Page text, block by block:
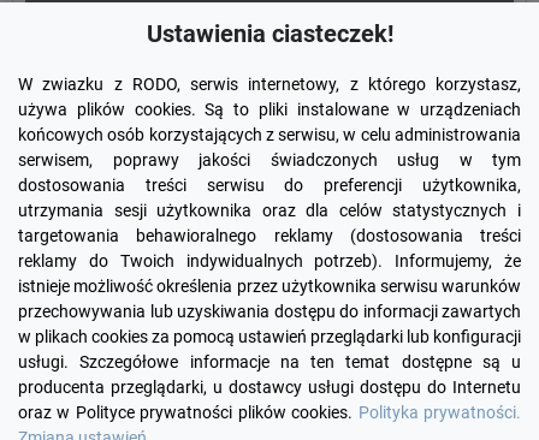
FacebookYouTubePinterest
Ustawienia ciasteczek!
W zwiazku z RODO, serwis internetowy, z którego korzystasz,
używa plików cookies. Są to pliki instalowane w urządzeniach
końcowych osób korzystających z serwisu, w celu administrowania
serwisem, poprawy jakości świadczonych usług w tym
dostosowania treści serwisu do preferencji użytkownika,
utrzymania sesji użytkownika oraz dla celów statystycznych i
targetowania behawioralnego reklamy (dostosowania treści
reklamy do Twoich indywidualnych potrzeb). Informujemy, że
istnieje możliwość określenia przez użytkownika serwisu warunków
przechowywania lub uzyskiwania dostępu do informacji zawartych
w plikach cookies za pomocą ustawień przeglądarki lub konfiguracji
usługi. Szczegółowe informacje na ten temat dostępne są u
producenta przeglądarki, u dostawcy usługi dostępu do Internetu
oraz w Polityce prywatności plików cookies. Polityka prywatności.
PRODUKTY 
INFORMACJE 